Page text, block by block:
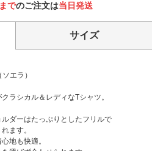
でのご注文は当日発送
サイズ
エラ）
ラシカル＆レディなTシャツ。
ダーはたっぷりとしたフリルで
ます。
地も快適。